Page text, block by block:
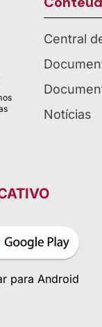
Central
Notícias
para Android